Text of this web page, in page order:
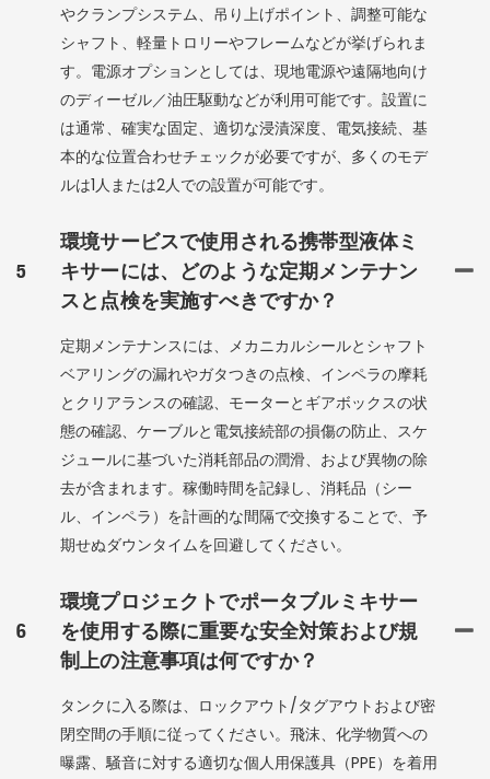
やクランプシステム、吊り上げポイント、調整可能な
シャフト、軽量トロリーやフレームなどが挙げられま
す。電源オプションとしては、現地電源や遠隔地向け
のディーゼル／油圧駆動などが利用可能です。設置に
は通常、確実な固定、適切な浸漬深度、電気接続、基
本的な位置合わせチェックが必要ですが、多くのモデ
ルは1人または2人での設置が可能です。
5
環境サービスで使用される携帯型液体ミ
キサーには、どのような定期メンテナン
スと点検を実施すべきですか？
定期メンテナンスには、メカニカルシールとシャフト
ベアリングの漏れやガタつきの点検、インペラの摩耗
とクリアランスの確認、モーターとギアボックスの状
態の確認、ケーブルと電気接続部の損傷の防止、スケ
ジュールに基づいた消耗部品の潤滑、および異物の除
去が含まれます。稼働時間を記録し、消耗品（シー
ル、インペラ）を計画的な間隔で交換することで、予
期せぬダウンタイムを回避してください。
6
環境プロジェクトでポータブルミキサー
を使用する際に重要な安全対策および規
制上の注意事項は何ですか？
タンクに入る際は、ロックアウト/タグアウトおよび密
閉空間の手順に従ってください。飛沫、化学物質への
曝露、騒音に対する適切な個人用保護具（PPE）を着用